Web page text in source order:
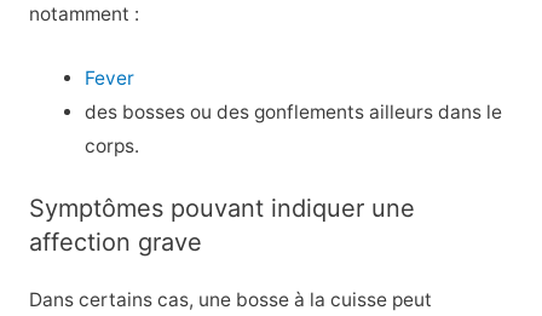
notamment :
Fever
des bosses ou des gonflements ailleurs dans le
corps.
Symptômes pouvant indiquer une
affection grave
Dans certains cas, une bosse à la cuisse peut